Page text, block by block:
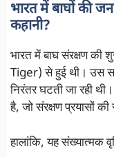
भारत में बाघों की
कहानी?
भारत में बाघ संरक्षण
Tiger) से हुई थी। उस
निरंतर घटती जा रही
है, जो संरक्षण प्रयासों
हालांकि, यह संख्यात्मक